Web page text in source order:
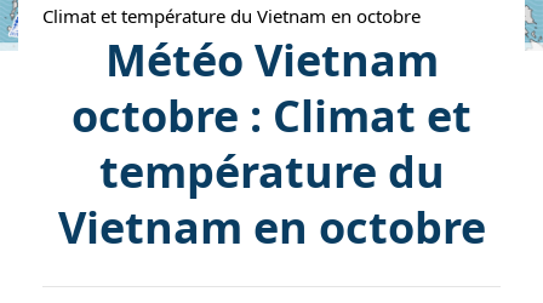
Climat et température du Vietnam en octobre
Météo Vietnam
octobre : Climat et
température du
Vietnam en octobre